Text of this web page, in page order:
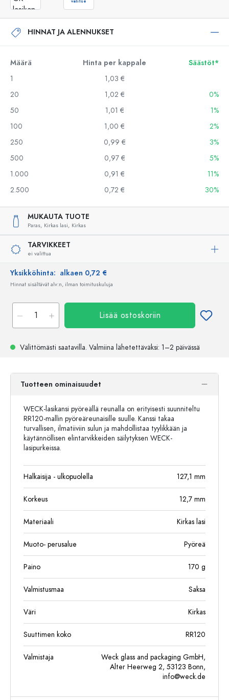
valitse
HINNAT JA ALENNUKSET
Määrä Hinta per kappale
Säästöt*
1
1,03 €
20
1,02 €
0%
50
1,01 €
1%
100
1,00 €
2%
250
0,99 €
3%
500
0,97 €
5%
1.000
0,91 €
11%
2.500
0,72 € 30%
MUKAUTA TUOTE
Paras, Kirkas lasi, Kirkas
TARVIKKEET
ei valittua
Yksikköhinta: alkaen 0,72 €
Hinnat sisältävät alv:n, ilman toimituskuluja
Lisää ostoskoriin
Välittömästi saatavilla. Valmiina lähetettäväksi: 1–2 päivässä
Tuotteen ominaisuudet
WECK-lasikansi pyöreällä reunalla on erityisesti suunniteltu
RR120-mallin pyöreäreunaisille suulle. Kanssi takaa
turvallisen, ilmatiiviin sulun ja mahdollistaa tyylikkään ja
käytännöllisen elintarvikkeiden säilytyksen WECK-
lasipurkeissa.
Halkaisija - ulkopuolella 127,1 mm
Korkeus 12,7 mm
Materiaali Kirkas lasi
Muoto- perusalue Pyöreä
Paino 170 g
Valmistusmaa Saksa
Väri Kirkas
Suuttimen koko RR120
Valmistaja
Weck glass and packaging GmbH,
Alter Heerweg 2, 53123 Bonn,
info@weck.de